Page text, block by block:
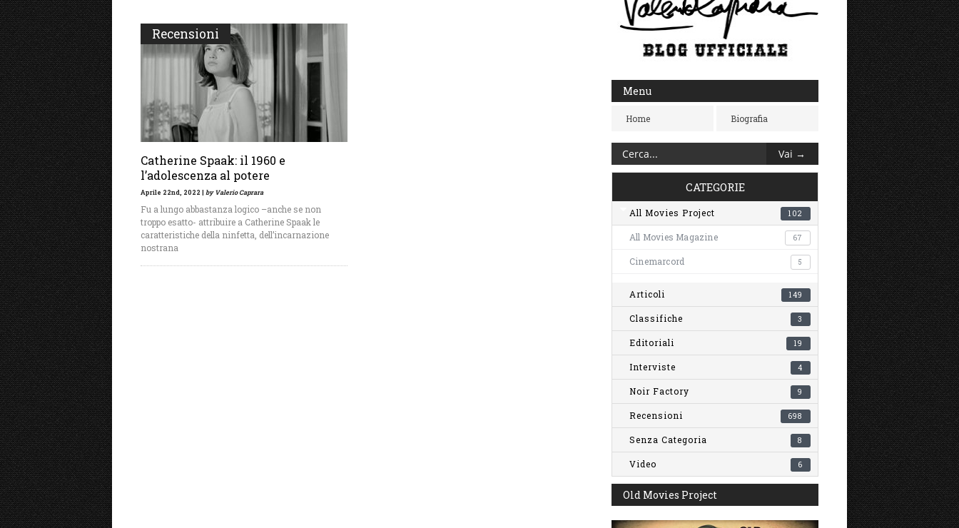
Recensioni
Catherine Spaak: il 1960 e
l’adolescenza al potere
Aprile 22nd, 2022 | by Valerio Caprara
Fu a lungo abbastanza logico –anche se non
troppo esatto- attribuire a Catherine Spaak le
caratteristiche della ninfetta, dell’incarnazione
nostrana
Menu
Home Biografia
CATEGORIE
All Movies Project 102
All Movies Magazine 67
Cinemarcord 5
Articoli 149
Classifiche 3
Editoriali 19
Interviste 4
Noir Factory 9
Recensioni 698
Senza Categoria 8
Video 6
Old Movies Project